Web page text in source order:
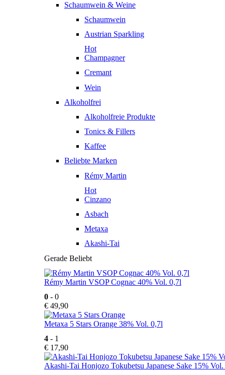
Schaumwein & Weine
Schaumwein
Austrian Sparkling
Hot
Champagner
Cremant
Wein
Alkoholfrei
Alkoholfreie Produkte
Tonics & Fillers
Kaffee
Beliebte Marken
Rémy Martin
Hot
Cinzano
Asbach
Metaxa
Akashi-Tai
Gerade Beliebt
Rémy Martin VSOP Cognac 40% Vol. 0,7l
0 - 0
€ 49,90
Metaxa 5 Stars Orange 38% Vol. 0,7l
4 - 1
€ 17,90
Akashi-Tai Honjozo Tokubetsu Japanese Sake 15%